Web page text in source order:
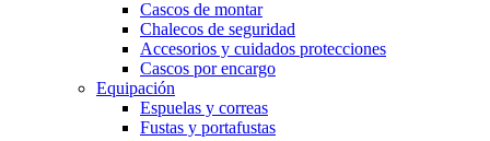
Cascos de montar
Chalecos de seguridad
Accesorios y cuidados protecciones
Cascos por encargo
Equipación
Espuelas y correas
Fustas y portafustas